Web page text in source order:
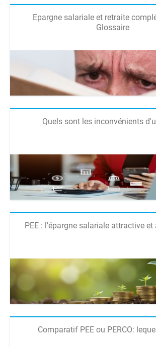
Epargne salariale et retraite
Glossaire
Quels sont les inconvénients
PEE : l'épargne salariale attractive
Comparatif PEE ou PERCO: